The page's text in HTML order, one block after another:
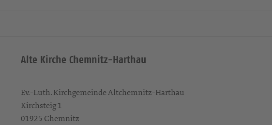
Alte Kirche Chemnitz-Harthau
Ev.-Luth. Kirchgemeinde Altchemnitz-Harthau
Kirchsteig 1
01925 Chemnitz